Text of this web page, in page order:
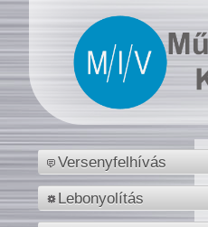
Versenyfelhívás
Lebonyolítás